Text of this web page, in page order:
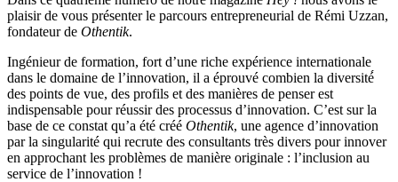
plaisir de vous présenter le parcours entrepreneurial de Rémi Uzzan,
fondateur de Othentik.
Ingénieur de formation, fort d’une riche expérience internationale
dans le domaine de l’innovation, il a éprouvé combien la diversité́
des points de vue, des profils et des manières de penser est
indispensable pour réussir des processus d’innovation. C’est sur la
base de ce constat qu’a été créé Othentik, une agence d’innovation
par la singularité qui recrute des consultants très divers pour innover
en approchant les problèmes de manière originale : l’inclusion au
service de l’innovation !